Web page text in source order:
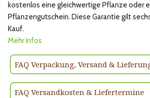
kostenlos eine gleichwertige Pflanze oder
Pflanzengutschein. Diese Garantie gilt
Kauf.
Mehr Infos
FAQ Verpackung, Versand &
FAQ Versandkosten & Liefertermine